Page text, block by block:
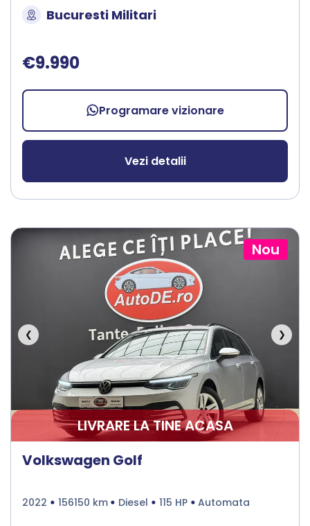
Bucuresti Militari
€9.990
Programare vizionare
Vezi detalii
Nou
❮ ❯
LIVRARE LA TINE ACASA
Volkswagen Golf
2022 156150 km Diesel 115 HP Automata